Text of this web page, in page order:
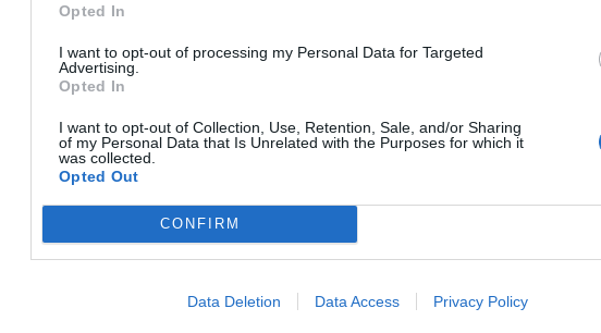
Opted In
I want to opt-out of processing my Personal Data for Targeted
Advertising.
Opted In
I want to opt-out of Collection, Use, Retention, Sale, and/or Sharing
of my Personal Data that Is Unrelated with the Purposes for which it
was collected.
Opted Out
CONFIRM
Data Deletion Data Access Privacy Policy
křížovky Policie ČR
Twitter
Následující článek
monitoring vody